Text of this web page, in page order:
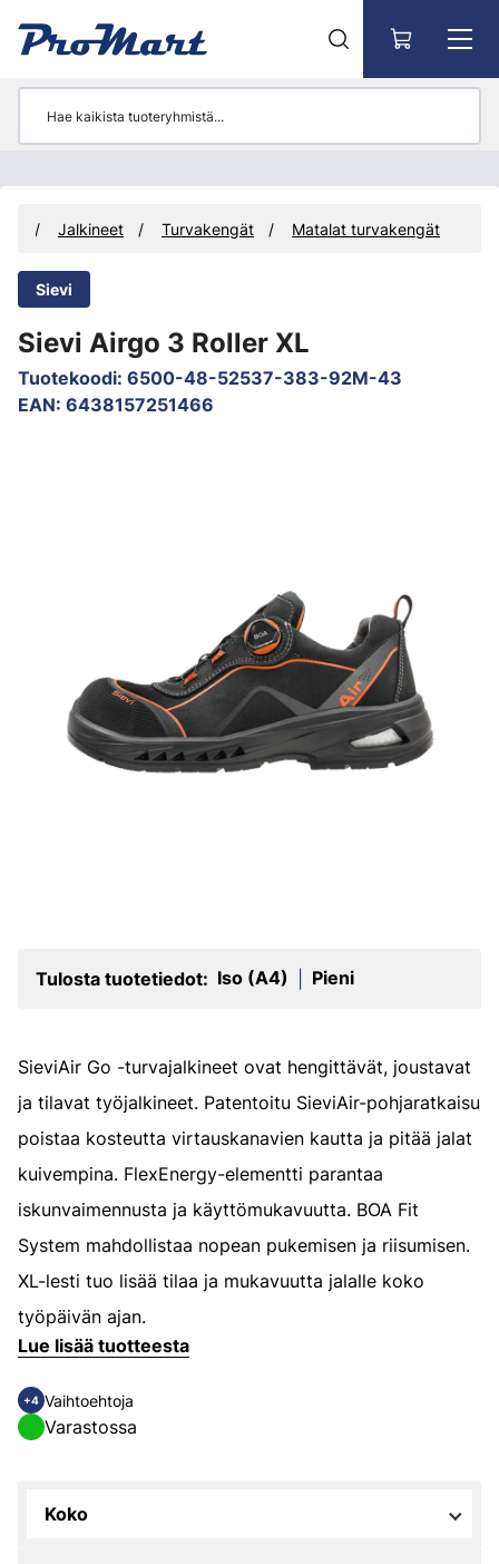
Jalkineet Turvakengät Matalat turvakengät
Sievi
Sievi Airgo 3 Roller XL
Tuotekoodi: 6500-48-52537-383-92M-43
EAN: 6438157251466
Tulosta tuotetiedot: Iso (A4) Pieni
SieviAir Go -turvajalkineet ovat hengittävät, joustavat
ja tilavat työjalkineet. Patentoitu SieviAir-pohjaratkaisu
poistaa kosteutta virtauskanavien kautta ja pitää jalat
kuivempina. FlexEnergy-elementti parantaa
iskunvaimennusta ja käyttömukavuutta. BOA Fit
System mahdollistaa nopean pukemisen ja riisumisen.
XL-lesti tuo lisää tilaa ja mukavuutta jalalle koko
työpäivän ajan.
Lue lisää tuotteesta
+4 Vaihtoehtoja
Varastossa
Koko